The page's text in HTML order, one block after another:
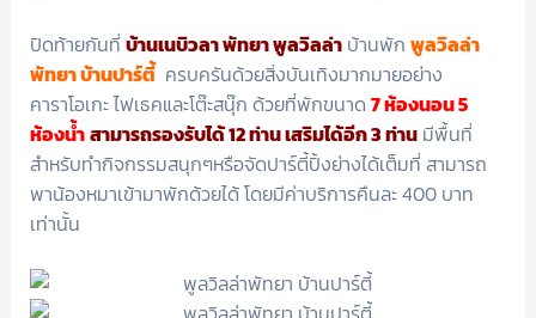
ปิดท้ายกันที่ บ้านเนบิวลา พัทยา พูลวิลล่า บ้านพัก พูลวิลล่า
พัทยา บ้านปาร์ตี้ครบครันด้วยสิ่งบันเทิงมากมายอย่าง
คาราโอเกะ ไฟเธคและโต๊ะสนุ๊ก ด้วยที่พักขนาด 7 ห้องนอน 5
ห้องน้ำสามารถรองรับได้ 12 ท่าน เสริมได้อีก 3 ท่าน มีพื้นที่
สำหรับทำกิจกรรมสนุกๆหรือจัดปาร์ตี้ปิ้งย่างได้เต็มที่ สามารถ
พาน้องหมาเข้ามาพักด้วยได้ โดยมีค่าบริการคืนละ 400 บาท
เท่านั้น